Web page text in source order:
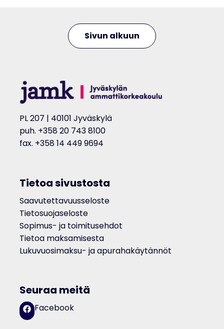
Sivun alkuun
PL 207 | 40101 Jyväskylä
puh. +358 20 743 8100
fax. +358 14 449 9694
Tietoa sivustosta
Saavutettavuusseloste
Tietosuojaseloste
Sopimus- ja toimitusehdot
Tietoa maksamisesta
Lukuvuosimaksu- ja apurahakäytännöt
Seuraa meitä
Facebook